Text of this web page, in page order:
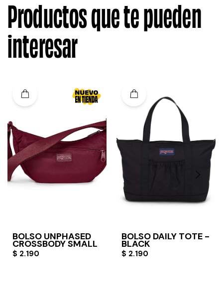
Productos que te pueden
interesar
BOLSO UNPHASED
CROSSBODY SMALL
$ 2.190
BOLSO DAILY TOTE -
BLACK
$ 2.190